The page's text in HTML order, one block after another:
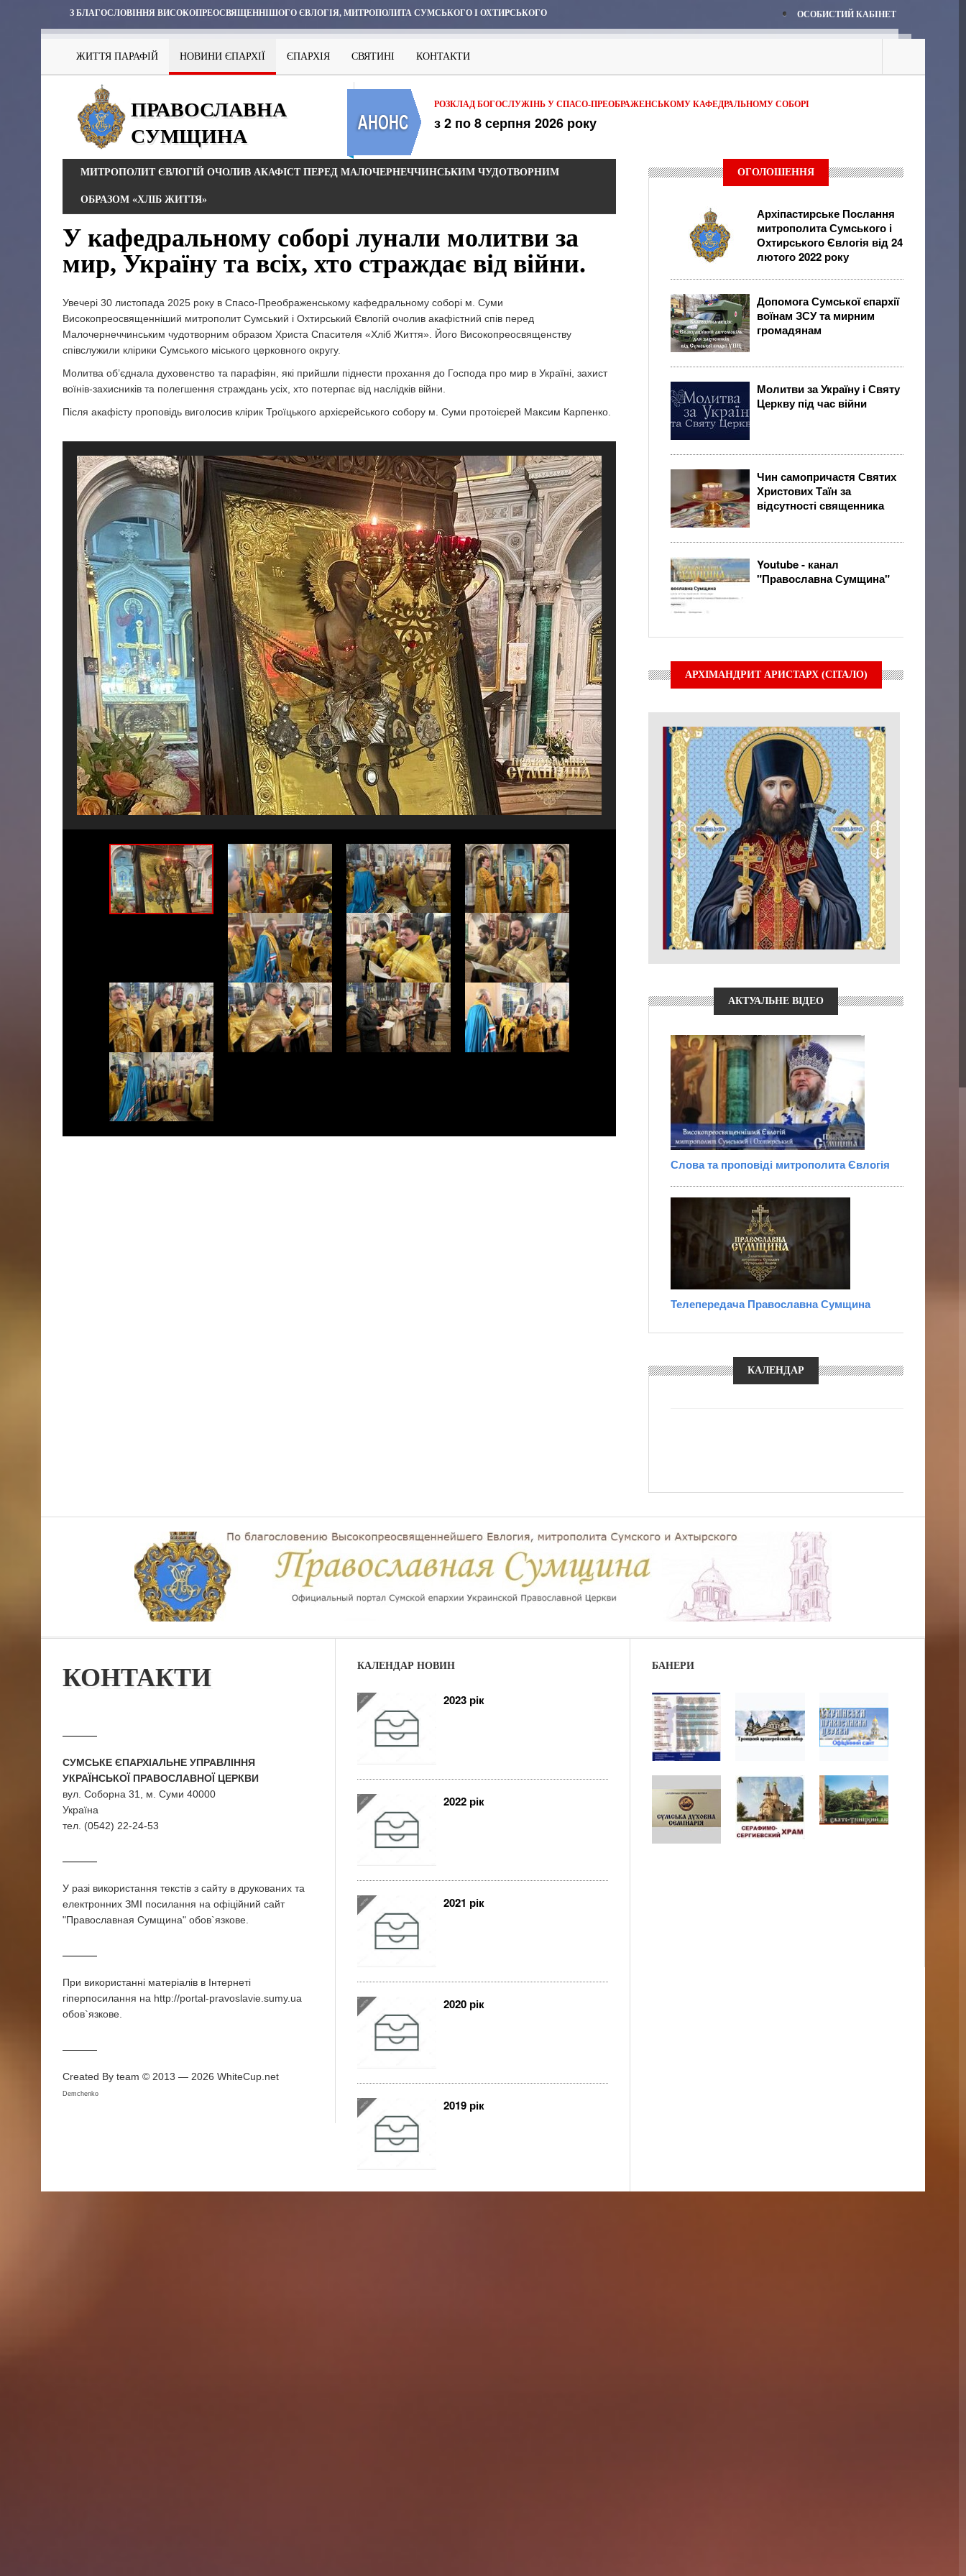
З БЛАГОСЛОВІННЯ ВИСОКОПРЕОСВЯЩЕННІШОГО ЄВЛОГІЯ, МИТРОПОЛИТА СУМСЬКОГО І ОХТИРСЬКОГО ОСОБИСТИЙ КАБІНЕТ
ЖИТТЯ ПАРАФІЙ НОВИНИ ЄПАРХІЇ ЄПАРХІЯ СВЯТИНІ КОНТАКТИ
ПРАВОСЛАВНА
СУМЩИНА
РОЗКЛАД БОГОСЛУЖІНЬ У СПАСО-ПРЕОБРАЖЕНСЬКОМУ КАФЕДРАЛЬНОМУ СОБОРІ
з 2 по 8 серпня 2026 року
МИТРОПОЛИТ ЄВЛОГІЙ ОЧОЛИВ АКАФІСТ ПЕРЕД МАЛОЧЕРНЕЧЧИНСЬКИМ ЧУДОТВОРНИМ
ОБРАЗОМ «ХЛІБ ЖИТТЯ»
У кафедральному соборі лунали молитви за
мир, Україну та всіх, хто страждає від війни.
Увечері 30 листопада 2025 року в Спасо-Преображенському кафедральному соборі м. Суми
Високопреосвященніший митрополит Сумський і Охтирський Євлогій очолив акафістний спів перед
Малочернеччинським чудотворним образом Христа Спасителя «Хліб Життя». Його Високопреосвященству
співслужили клірики Сумського міського церковного округу.
Молитва об’єднала духовенство та парафіян, які прийшли піднести прохання до Господа про мир в Україні, захист
воїнів-захисників та полегшення страждань усіх, хто потерпає від наслідків війни.
Після акафісту проповідь виголосив клірик Троїцького архієрейського собору м. Суми протоієрей Максим Карпенко.
ОГОЛОШЕННЯ
Архіпастирське Послання
митрополита Сумського і
Охтирського Євлогія від 24
лютого 2022 року
Допомога Сумської єпархії
воїнам ЗСУ та мирним
громадянам
Молитви за Україну і Святу
Церкву під час війни
Чин самопричастя Святих
Христових Таїн за
відсутності священника
Youtube - канал
"Православна Сумщина"
АРХІМАНДРИТ АРИСТАРХ (СІТАЛО)
АКТУАЛЬНЕ ВІДЕО
Слова та проповіді митрополита Євлогія
Телепередача Православна Сумщина
КАЛЕНДАР
КОНТАКТИ
СУМСЬКЕ ЄПАРХІАЛЬНЕ УПРАВЛІННЯ
УКРАЇНСЬКОЇ ПРАВОСЛАВНОЇ ЦЕРКВИ
вул. Соборна 31, м. Суми 40000
Україна
тел. (0542) 22-24-53
У разi використання текстiв з сайту в друкованих та
електронних ЗМI посилання на офіційний сайт
"Православная Сумщина" обов`язкове.
При використаннi матерiалiв в Iнтернетi
гiперпосилання на http://portal-pravoslavie.sumy.ua
обов`язкове.
Created By team © 2013 — 2026 WhiteCup.net
Demchenko
КАЛЕНДАР НОВИН
2023 рік
2022 рік
2021 рік
2020 рік
2019 рік
БАНЕРИ